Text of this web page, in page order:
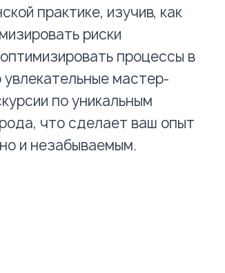
практике, изучив, как
риски
процессы в
увлекательные мастер-
по уникальным
что сделает ваш опыт
и незабываемым.